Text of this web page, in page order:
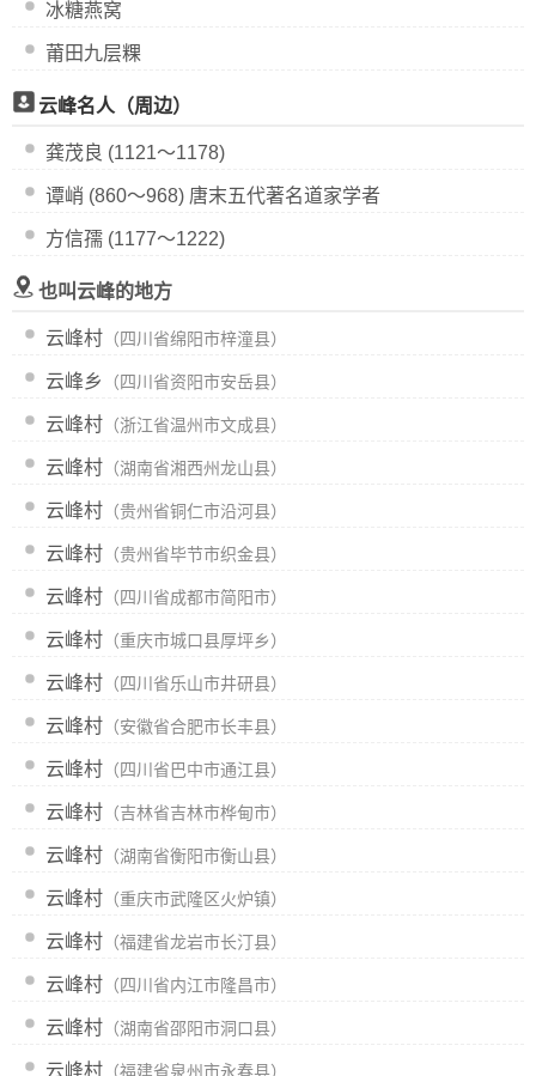
冰糖燕窝
莆田九层粿
云峰名人（周边）
龚茂良 (1121～1178)
谭峭 (860～968) 唐末五代著名道家学者
方信孺 (1177～1222)
也叫云峰的地方
云峰村 （四川省绵阳市梓潼县）
云峰乡 （四川省资阳市安岳县）
云峰村 （浙江省温州市文成县）
云峰村 （湖南省湘西州龙山县）
云峰村 （贵州省铜仁市沿河县）
云峰村 （贵州省毕节市织金县）
云峰村 （四川省成都市简阳市）
云峰村 （重庆市城口县厚坪乡）
云峰村 （四川省乐山市井研县）
云峰村 （安徽省合肥市长丰县）
云峰村 （四川省巴中市通江县）
云峰村 （吉林省吉林市桦甸市）
云峰村 （湖南省衡阳市衡山县）
云峰村 （重庆市武隆区火炉镇）
云峰村 （福建省龙岩市长汀县）
云峰村 （四川省内江市隆昌市）
云峰村 （湖南省邵阳市洞口县）
云峰村 （福建省泉州市永春县）